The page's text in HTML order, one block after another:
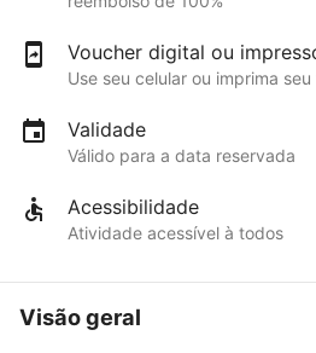
Voucher digital ou
Use seu celular ou imprima
Validade
Válido para a data reservada
Acessibilidade
Atividade acessível à todos
Visão geral